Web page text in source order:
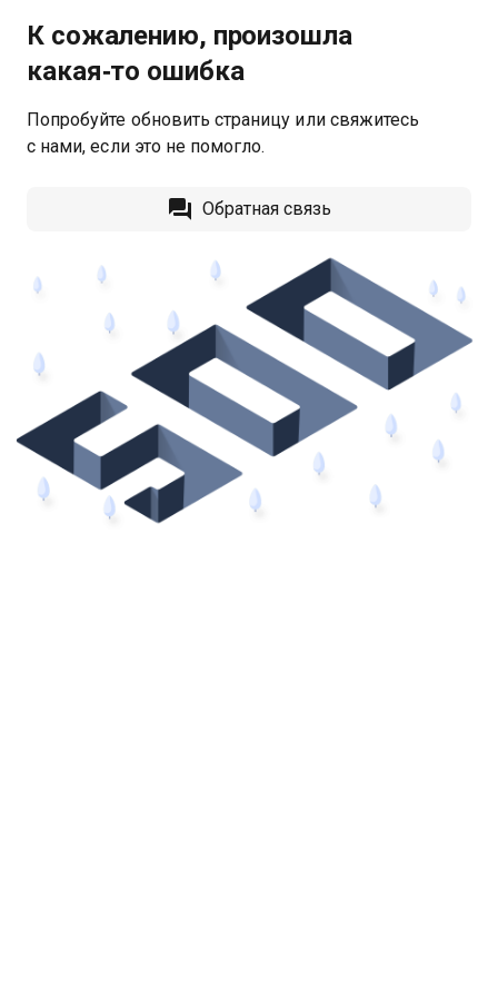
К сожалению, произошла
какая‑то ошибка
Попробуйте обновить страницу или свяжитесь
с нами, если это не помогло.
Обратная связь